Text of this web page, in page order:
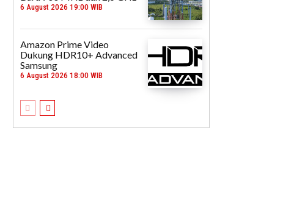
6 August 2026 19:00 WIB
Amazon Prime Video
Dukung HDR10+ Advanced
Samsung
6 August 2026 18:00 WIB